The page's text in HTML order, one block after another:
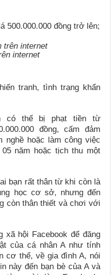
500.000.000 đồng trở lên;
internet
tranh, tình trạng khẩn
có thể bị phạt tiền từ
đồng, cấm đảm
nghề hoặc làm công việc
năm hoặc tịch thu một
bạn rất thân từ khi còn là
học cơ sở, nhưng đến
còn thân thiết và chơi với
xã hội Facebook để đăng
của cá nhân A như tính
cơ thể, về gia đình A, nói
này đến bạn bè của A và